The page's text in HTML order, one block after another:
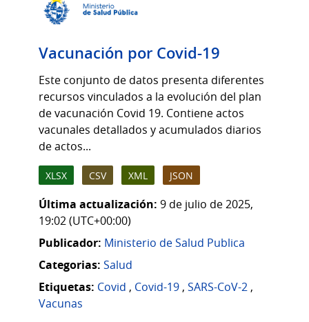
Vacunación por Covid-19
Este conjunto de datos presenta diferentes
recursos vinculados a la evolución del plan
de vacunación Covid 19. Contiene actos
vacunales detallados y acumulados diarios
de actos...
XLSX CSV XML JSON
Última actualización: 9 de julio de 2025,
19:02 (UTC+00:00)
Publicador: Ministerio de Salud Publica
Categorias: Salud
Etiquetas: Covid , Covid-19 , SARS-CoV-2 ,
Vacunas